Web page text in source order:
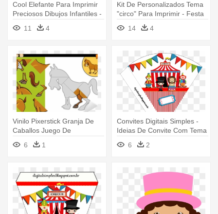
Cool Elefante Para Imprimir
Preciosos Dibujos Infantiles -
Dibujos De Elefante De Bebe
11 4
Kit De Personalizados Tema
"circo" Para Imprimir - Festa
Do Circo Para Imprimir
14 4
Vinilo Pixerstick Granja De
Caballos Juego De
Rompecabezas -
Rompecabezas De Caballos
6 1
Convites Digitais Simples -
Ideias De Convite Com Tema
Do Circo
6 2